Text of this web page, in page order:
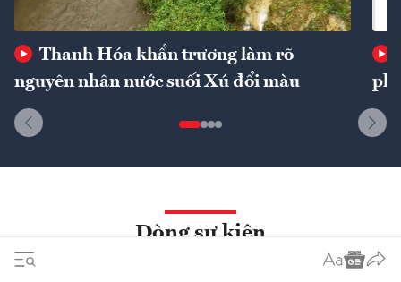
Thanh Hóa khẩn trương làm rõ
nguyên nhân nước suối Xú đổi màu
phí
Dòng sự kiện